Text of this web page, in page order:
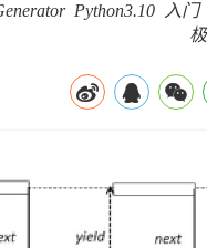
Python3.10 入门
极